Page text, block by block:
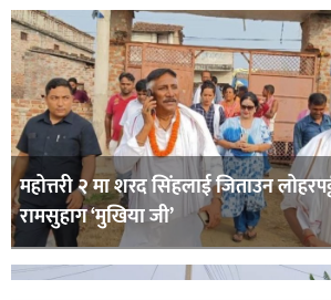
महोत्तरी २ मा शरद सिंहलाई जिताउन
रामसुहाग ‘मुखिया जी’